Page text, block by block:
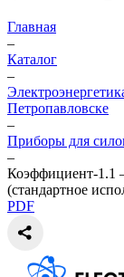
Главная
–
Каталог
–
Петропавловске
–
Приборы для
–
Коэффициент-1.1
(стандартное
PDF